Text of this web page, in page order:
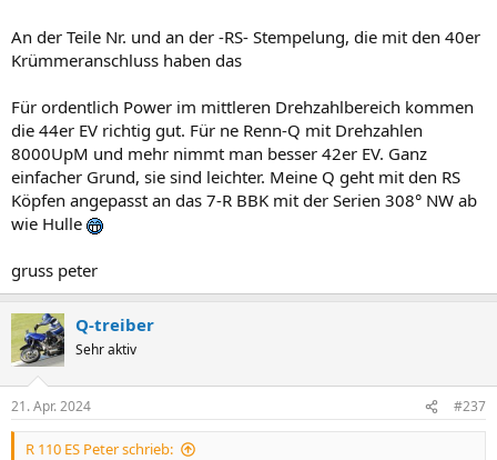
Und wenn ja, was denn? Und woran erkenne ich diese "speziellen"
40iger RS-Köpfe?
An der Teile Nr. und an der -RS- Stempelung, die mit den 40er
Krümmeranschluss haben das
Für ordentlich Power im mittleren Drehzahlbereich kommen
die 44er EV richtig gut. Für ne Renn-Q mit Drehzahlen
8000UpM und mehr nimmt man besser 42er EV. Ganz
einfacher Grund, sie sind leichter. Meine Q geht mit den RS
Köpfen angepasst an das 7-R BBK mit der Serien 308° NW ab
wie Hulle
gruss peter
Q-treiber
Sehr aktiv
21. Apr. 2024 #237
R 110 ES Peter schrieb: